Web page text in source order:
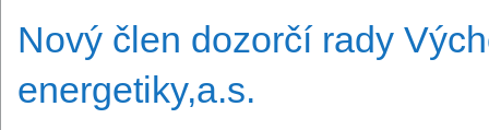
Nový člen dozorčí rady
energetiky,a.s.